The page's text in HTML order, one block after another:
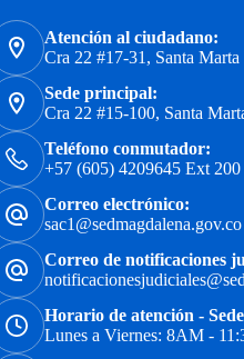
Atención al ciudadano:
Cra 22 #17-31, Santa
Sede principal:
Cra 22 #15-100, Santa
Teléfono conmutador:
+57 (605) 4209645 Ext 200
Correo electrónico:
sac1@sedmagdalena.gov.co
Correo de notificaciones
Horario de atención -
Lunes a Viernes: 8AM -